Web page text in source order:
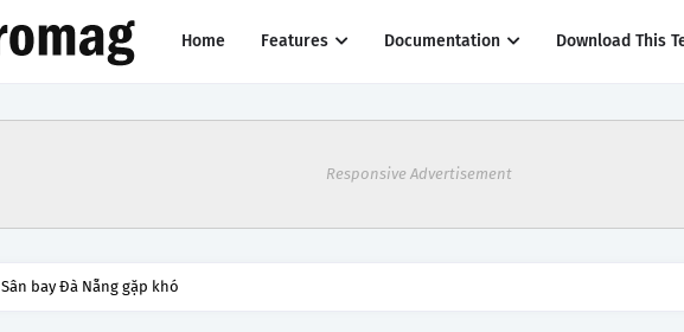
Home Features Documentation Download This
Responsive Advertisement
Sân bay Đà Nẵng gặp khó